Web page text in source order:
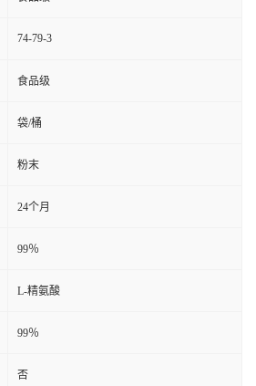
74-79-3
食品级
袋/桶
粉末
24个月
99％
L-精氨酸
99％
否